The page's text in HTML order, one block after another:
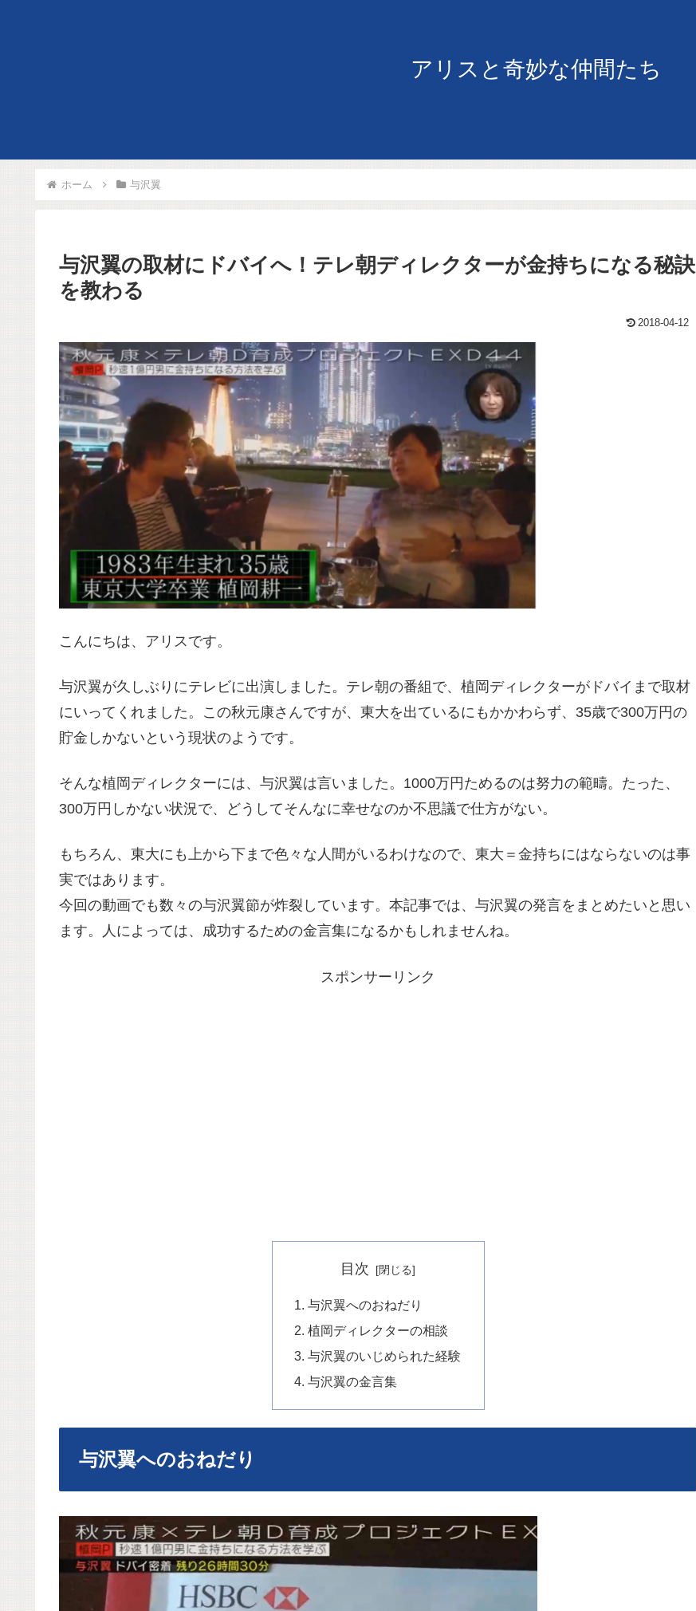
アリスと奇妙な仲間たち
ホーム 与沢翼
与沢翼の取材にドバイへ！テレ朝ディレクターが金持ちになる秘訣
を教わる
2018-04-12
こんにちは、アリスです。
与沢翼が久しぶりにテレビに出演しました。テレ朝の番組で、植岡ディレクターがドバイまで取材
にいってくれました。この秋元康さんですが、東大を出ているにもかかわらず、35歳で300万円の
貯金しかないという現状のようです。
そんな植岡ディレクターには、与沢翼は言いました。1000万円ためるのは努力の範疇。たった、
300万円しかない状況で、どうしてそんなに幸せなのか不思議で仕方がない。
もちろん、東大にも上から下まで色々な人間がいるわけなので、東大＝金持ちにはならないのは事
実ではあります。
今回の動画でも数々の与沢翼節が炸裂しています。本記事では、与沢翼の発言をまとめたいと思い
ます。人によっては、成功するための金言集になるかもしれませんね。
スポンサーリンク
目次
与沢翼へのおねだり
植岡ディレクターの相談
与沢翼のいじめられた経験
与沢翼の金言集
与沢翼へのおねだり